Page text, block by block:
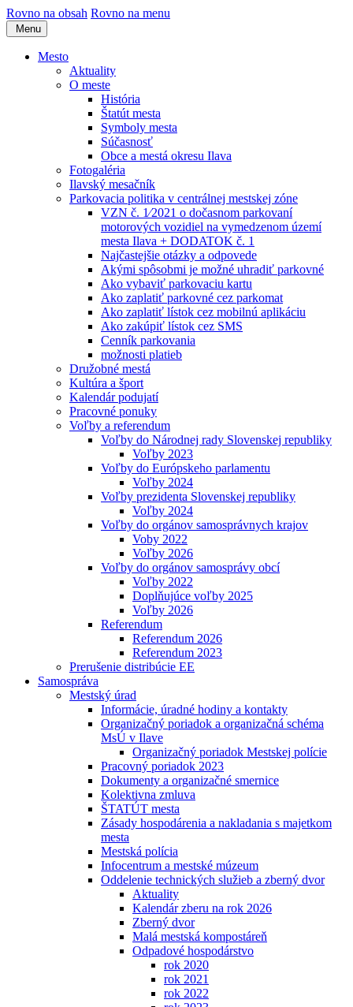
Rovno na obsah Rovno na menu
Menu
Mesto
Aktuality
O meste
História
Štatút mesta
Symboly mesta
Súčasnosť
Obce a mestá okresu Ilava
Fotogaléria
Ilavský mesačník
Parkovacia politika v centrálnej mestskej zóne
VZN č. 1⁄2021 o dočasnom parkovaní
motorových vozidiel na vymedzenom území
mesta Ilava + DODATOK č. 1
Najčastejšie otázky a odpovede
Akými spôsobmi je možné uhradiť parkovné
Ako vybaviť parkovaciu kartu
Ako zaplatiť parkovné cez parkomat
Ako zaplatiť lístok cez mobilnú aplikáciu
Ako zakúpiť lístok cez SMS
Cenník parkovania
možnosti platieb
Družobné mestá
Kultúra a šport
Kalendár podujatí
Pracovné ponuky
Voľby a referendum
Voľby do Národnej rady Slovenskej republiky
Voľby 2023
Voľby do Európskeho parlamentu
Voľby 2024
Voľby prezidenta Slovenskej republiky
Voľby 2024
Voľby do orgánov samosprávnych krajov
Voby 2022
Voľby 2026
Voľby do orgánov samosprávy obcí
Voľby 2022
Doplňujúce voľby 2025
Voľby 2026
Referendum
Referendum 2026
Referendum 2023
Prerušenie distribúcie EE
Samospráva
Mestský úrad
Informácie, úradné hodiny a kontakty
Organizačný poriadok a organizačná schéma
MsÚ v Ilave
Organizačný poriadok Mestskej polície
Pracovný poriadok 2023
Dokumenty a organizačné smernice
Kolektivna zmluva
ŠTATÚT mesta
Zásady hospodárenia a nakladania s majetkom
mesta
Mestská polícia
Infocentrum a mestské múzeum
Oddelenie technických služieb a zberný dvor
Aktuality
Kalendár zberu na rok 2026
Zberný dvor
Malá mestská kompostáreň
Odpadové hospodárstvo
rok 2020
rok 2021
rok 2022